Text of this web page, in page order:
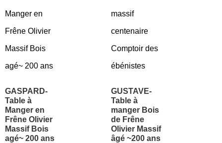
GASPARD-
Table à
Manger en
Frêne Olivier
Massif Bois
agé~ 200 ans
GUSTAVE-
Table à
manger Bois
de Frêne
Olivier Massif
âgé ~200 ans